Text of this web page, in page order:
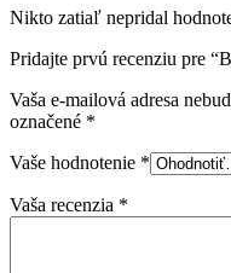
Nikto zatiaľ nepridal
Pridajte prvú recenziu pre
Vaša e-mailová adresa
označené *
Vaše hodnotenie *
Vaša recenzia *